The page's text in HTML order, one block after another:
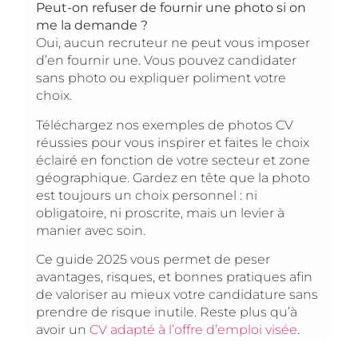
Peut-on refuser de fournir une photo si on
me la demande ?
Oui, aucun recruteur ne peut vous imposer
d’en fournir une. Vous pouvez candidater
sans photo ou expliquer poliment votre
choix.
Téléchargez nos exemples de photos CV
réussies pour vous inspirer et faites le choix
éclairé en fonction de votre secteur et zone
géographique. Gardez en tête que la photo
est toujours un choix personnel : ni
obligatoire, ni proscrite, mais un levier à
manier avec soin.
Ce guide 2025 vous permet de peser
avantages, risques, et bonnes pratiques afin
de valoriser au mieux votre candidature sans
prendre de risque inutile. Reste plus qu’à
avoir un CV adapté à l’offre d’emploi visée.